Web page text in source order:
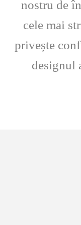
nostru de
cele mai
privește
designul